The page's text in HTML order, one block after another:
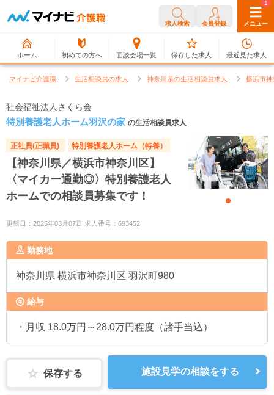
求人検索 会員登録 メニュー
ホーム 初めての方へ 面談会場一覧
0
保存した求人
1
最近見た求人
マイナビ介護職 生活相談員の求人 神奈川県の生活相談員求人 横浜市
社会福祉法人さくら会
特別養護老人ホーム羽沢の家 の生活相談員求人
正社員(正職員) 特別養護老人ホーム（特養）
【神奈川県／横浜市神奈川区】
〈マイカー通勤◎〉特別養護老人
ホームでの相談員募集です！
更新日：2025年03月07日 求人番号：693452
勤務地
神奈川県 横浜市神奈川区 羽沢町980
給与
・月収 18.0万円～28.0万円程度（諸手当込）
保存する 施設見学の相談をする